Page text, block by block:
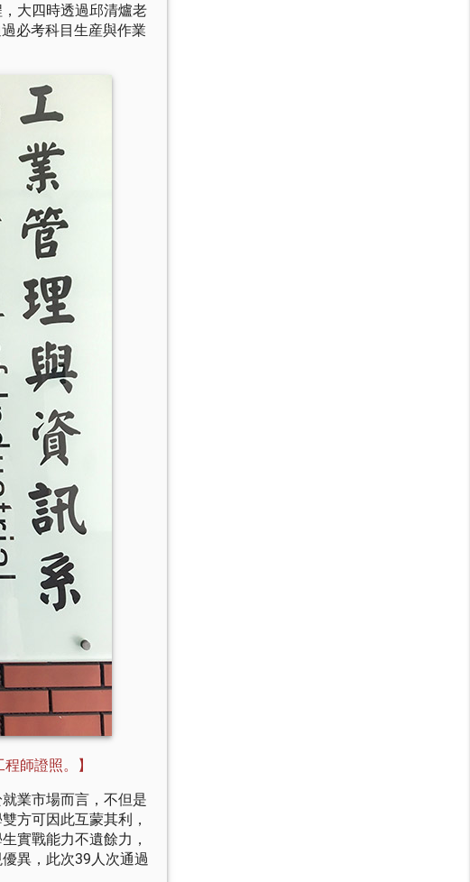
大四時透過邱清爐老
必考科目生産與作業
師證照。
】
業市場而言，不但是
方可因此互蒙其利，
實戰能力不遺餘力，
異，此次39人次通過